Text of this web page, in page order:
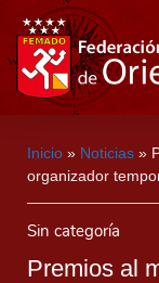
Inicio » Noticias »
organizador
Sin categoría
Premios al